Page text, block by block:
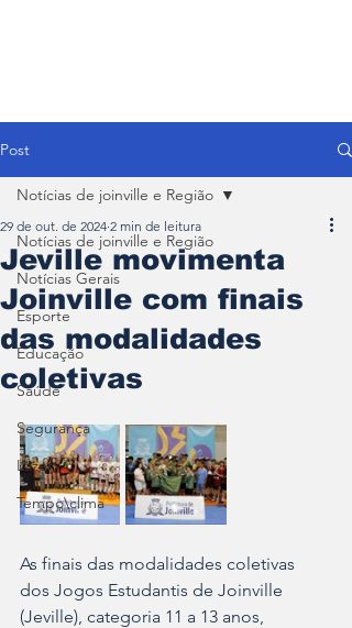
Post
Notícias de joinville e Região
Notícias Gerais
Esporte
Educação
Saúde
Segurança
Lazer
Tempo\clima
Notícias de joinville e Região
Jeville movimenta
Joinville com finais
das modalidades
coletivas
29 de out. de 2024 2 min de leitura
As finais das modalidades coletivas
dos Jogos Estudantis de Joinville
(Jeville), categoria 11 a 13 anos,